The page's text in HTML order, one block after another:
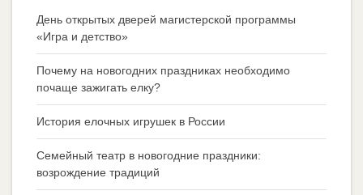
День открытых дверей магистерской программы
«Игра и детство»
Почему на новогодних праздниках необходимо
почаще зажигать елку?
История елочных игрушек в России
Семейный театр в новогодние праздники:
возрождение традиций